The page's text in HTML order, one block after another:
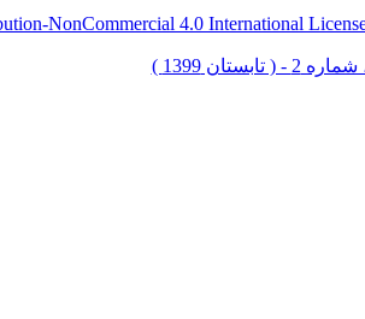
NonCommercial 4.0 International